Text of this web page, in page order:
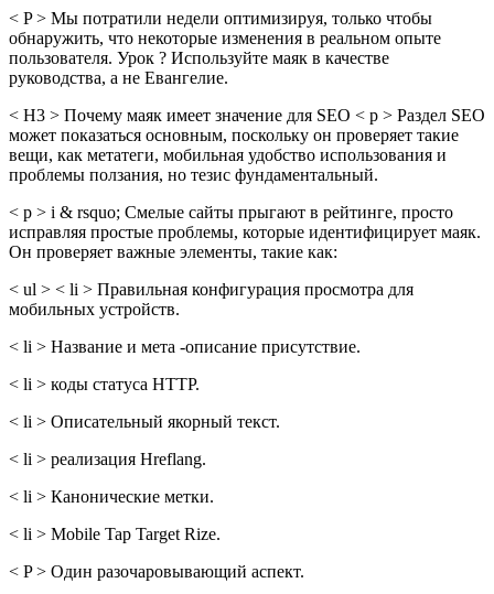
< P > Мы потратили недели оптимизируя, только чтобы
обнаружить, что некоторые изменения в реальном опыте
пользователя. Урок ? Используйте маяк в качестве
руководства, а не Евангелие.
< H3 > Почему маяк имеет значение для SEO < p > Раздел SEO
может показаться основным, поскольку он проверяет такие
вещи, как метатеги, мобильная удобство использования и
проблемы ползания, но тезис фундаментальный.
< p > i & rsquo; Смелые сайты прыгают в рейтинге, просто
исправляя простые проблемы, которые идентифицирует маяк.
Он проверяет важные элементы, такие как:
< ul > < li > Правильная конфигурация просмотра для
мобильных устройств.
< li > Название и мета -описание присутствие.
< li > коды статуса HTTP.
< li > Описательный якорный текст.
< li > реализация Hreflang.
< li > Канонические метки.
< li > Mobile Tap Target Rize.
< P > Один разочаровывающий аспект.